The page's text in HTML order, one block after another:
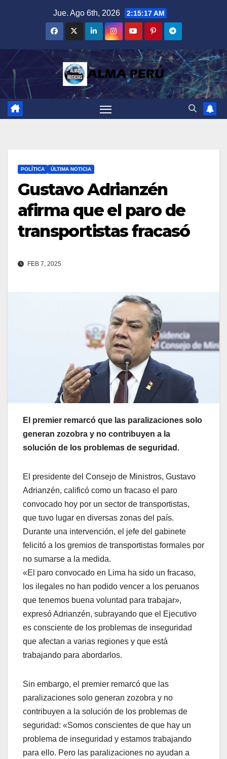
Jue. Ago 6th, 2026 2:15:18 AM
POLÍTICA ÚLTIMA NOTICIA
Gustavo Adrianzén
afirma que el paro de
transportistas fracasó
FEB 7, 2025
El premier remarcó que las paralizaciones solo
generan zozobra y no contribuyen a la
solución de los problemas de seguridad.
El presidente del Consejo de Ministros, Gustavo
Adrianzén, calificó como un fracaso el paro
convocado hoy por un sector de transportistas,
que tuvo lugar en diversas zonas del país.
Durante una intervención, el jefe del gabinete
felicitó a los gremios de transportistas formales por
no sumarse a la medida.
«El paro convocado en Lima ha sido un fracaso,
los ilegales no han podido vencer a los peruanos
que tenemos buena voluntad para trabajar»,
expresó Adrianzén, subrayando que el Ejecutivo
es consciente de los problemas de inseguridad
que afectan a varias regiones y que está
trabajando para abordarlos.
Sin embargo, el premier remarcó que las
paralizaciones solo generan zozobra y no
contribuyen a la solución de los problemas de
seguridad: «Somos conscientes de que hay un
problema de inseguridad y estamos trabajando
para ello. Pero las paralizaciones no ayudan a